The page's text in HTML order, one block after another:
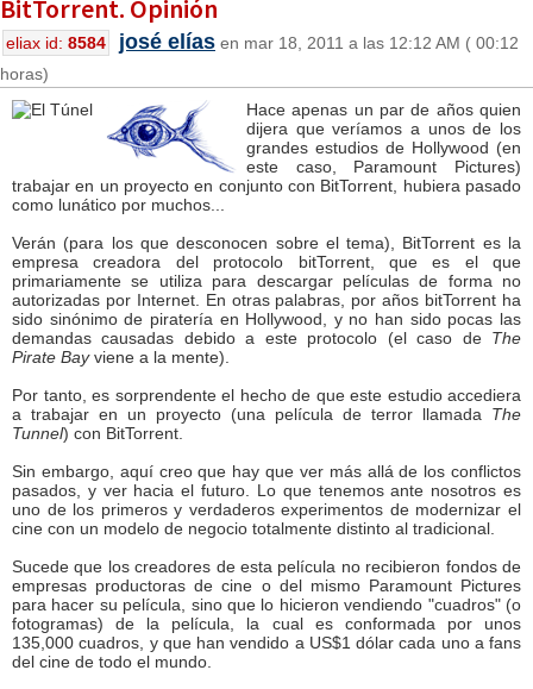
BitTorrent. Opinión
eliax id: 8584 josé elías en mar 18, 2011 a las 12:12 AM ( 00:12
horas)
Hace apenas un par de años quien
dijera que veríamos a unos de los
grandes estudios de Hollywood (en
este caso, Paramount Pictures)
trabajar en un proyecto en conjunto con BitTorrent, hubiera pasado
como lunático por muchos...
Verán (para los que desconocen sobre el tema), BitTorrent es la
empresa creadora del protocolo bitTorrent, que es el que
primariamente se utiliza para descargar películas de forma no
autorizadas por Internet. En otras palabras, por años bitTorrent ha
sido sinónimo de piratería en Hollywood, y no han sido pocas las
demandas causadas debido a este protocolo (el caso de The
Pirate Bayviene a la mente).
Por tanto, es sorprendente el hecho de que este estudio accediera
a trabajar en un proyecto (una película de terror llamada The
Tunnel) con BitTorrent.
Sin embargo, aquí creo que hay que ver más allá de los conflictos
pasados, y ver hacia el futuro. Lo que tenemos ante nosotros es
uno de los primeros y verdaderos experimentos de modernizar el
cine con un modelo de negocio totalmente distinto al tradicional.
Sucede que los creadores de esta película no recibieron fondos de
empresas productoras de cine o del mismo Paramount Pictures
para hacer su película, sino que lo hicieron vendiendo "cuadros" (o
fotogramas) de la película, la cual es conformada por unos
135,000 cuadros, y que han vendido a US$1 dólar cada uno a fans
del cine de todo el mundo.